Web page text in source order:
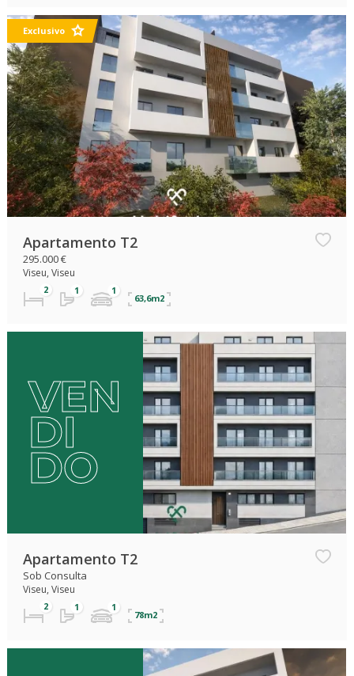
Exclusivo
Apartamento T2
295.000 €
Viseu, Viseu
63,6m2
VEN
DI
DO
Apartamento T2
Sob Consulta
Viseu, Viseu
78m2